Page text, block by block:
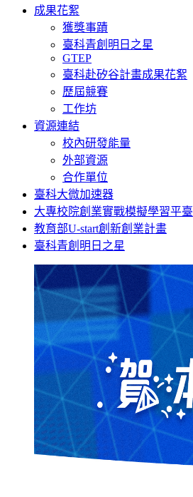
成果花絮
獲獎事蹟
臺科青創明日之星
GTEP
臺科赴矽谷計畫成果花絮
歷屆競賽
工作坊
資源連結
校內研發能量
外部資源
合作單位
臺科大微加速器
大專校院創業實戰模擬學習平臺
教育部U-start創新創業計畫
臺科青創明日之星